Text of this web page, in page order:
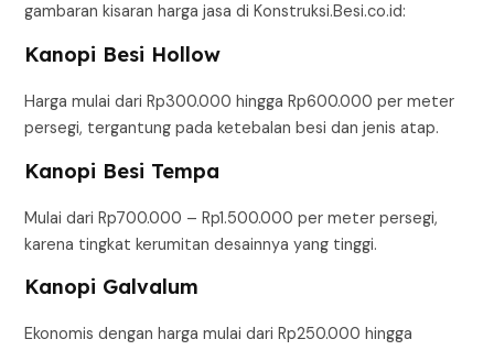
gambaran kisaran harga jasa di Konstruksi.Besi.co.id:
Kanopi Besi Hollow
Harga mulai dari Rp300.000 hingga Rp600.000 per meter
persegi, tergantung pada ketebalan besi dan jenis atap.
Kanopi Besi Tempa
Mulai dari Rp700.000 – Rp1.500.000 per meter persegi,
karena tingkat kerumitan desainnya yang tinggi.
Kanopi Galvalum
Ekonomis dengan harga mulai dari Rp250.000 hingga